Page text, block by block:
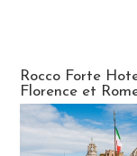
Rocco Forte
Florence et